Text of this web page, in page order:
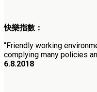
快樂指數：
“Friendly working
complying many policies
6.8.2018